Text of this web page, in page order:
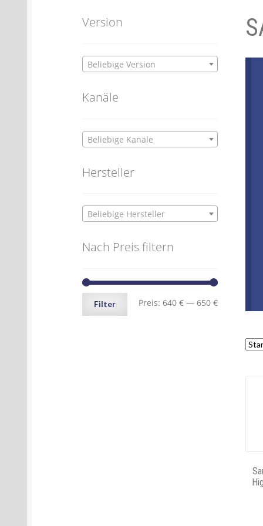
Batterien- und Akku Verordnung
Version
Beliebige Version
Kanäle
Beliebige Kanäle
Hersteller
Beliebige Hersteller
Nach Preis filtern
Min.
Max.
Filter Preis:640 € —650 €